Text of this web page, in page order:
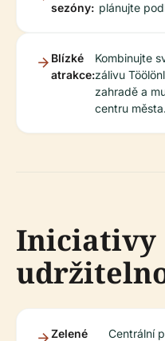
sezóny: plánujte
Blízké
atrakce:
Kombinujte
zálivu
zahradě a
centru města.
Iniciativy
Zelené Centrální